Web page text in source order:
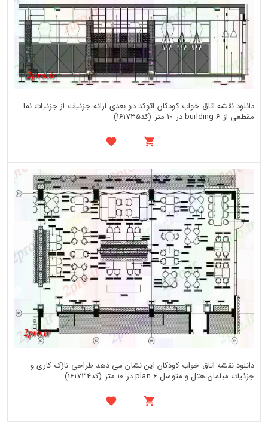
دانلود نقشه اتاق خواب کودکان اتوکد دو بعدی ارائه جزئیات از جزئیات نما
مقطعی از building 6 در 10 متر (کد161735)
دانلود نقشه اتاق خواب کودکان این نشان می دهد طراحی نازک کاری و
جزئیات مبلمان هتل و متوسل plan 6 در 10 متر (کد161734)